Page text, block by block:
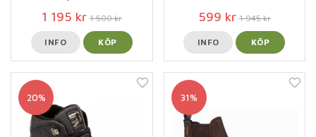
1 195 kr 1 500 kr
INFO KÖP
599 kr 1 945 kr
INFO KÖP
20% 31%